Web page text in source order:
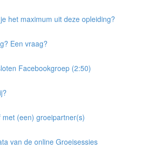
het maximum uit deze opleiding?
Een vraag?
Facebookgroep (2:50)
met (een) groeipartner(s)
van de online Groeisessies